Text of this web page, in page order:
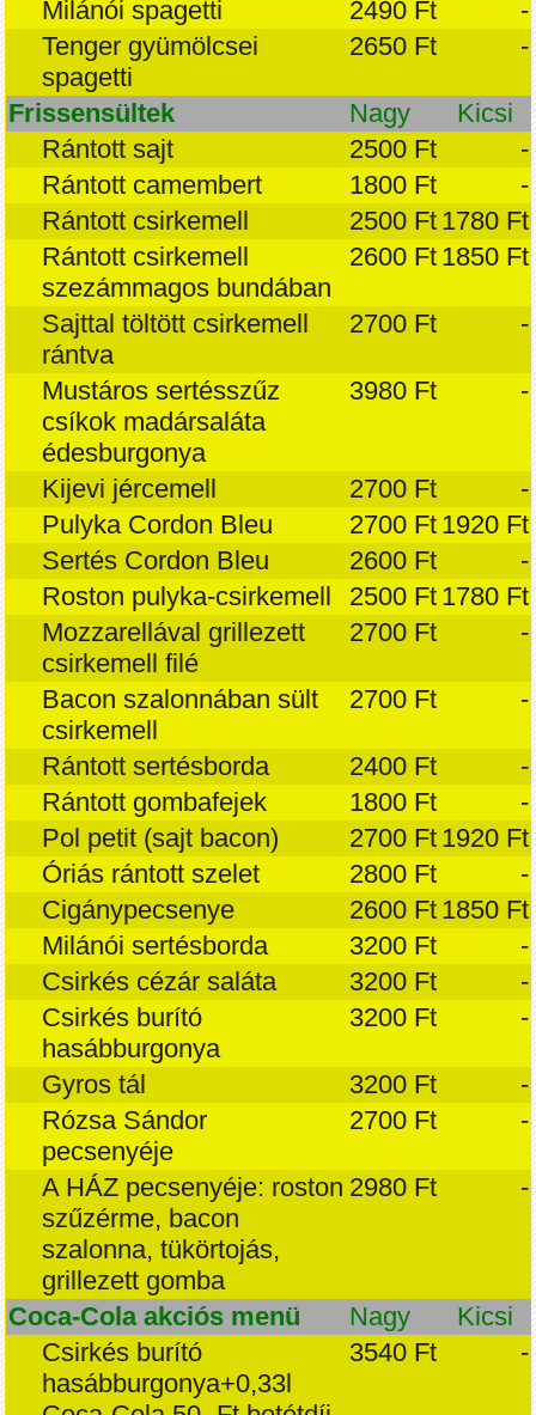
Milánói spagetti
2490 Ft
-
Tenger gyümölcsei
spagetti
2650 Ft -
Frissensültek Nagy
Kicsi
Rántott sajt
2500 Ft
-
Rántott camembert
1800 Ft
-
Rántott csirkemell
2500 Ft 1780 Ft
Rántott csirkemell
szezámmagos bundában
2600 Ft 1850 Ft
Sajttal töltött csirkemell
rántva
2700 Ft -
Mustáros sertésszűz
csíkok madársaláta
édesburgonya
3980 Ft -
Kijevi jércemell 2700 Ft
-
Pulyka Cordon Bleu
2700 Ft 1920 Ft
Sertés Cordon Bleu
2600 Ft
-
Roston pulyka-csirkemell
2500 Ft 1780 Ft
Mozzarellával grillezett
csirkemell filé
2700 Ft -
Bacon szalonnában sült
csirkemell
2700 Ft -
Rántott sertésborda 2400 Ft
-
Rántott gombafejek
1800 Ft
-
Pol petit (sajt bacon)
2700 Ft 1920 Ft
Óriás rántott szelet
2800 Ft
-
Cigánypecsenye
2600 Ft 1850 Ft
Milánói sertésborda
3200 Ft
-
Csirkés cézár saláta
3200 Ft
-
Csirkés burító
hasábburgonya
3200 Ft -
Gyros tál 3200 Ft
-
Rózsa Sándor
pecsenyéje
2700 Ft -
A HÁZ pecsenyéje: roston
szűzérme, bacon
szalonna, tükörtojás,
grillezett gomba
2980 Ft -
Coca-Cola akciós menü Nagy
Kicsi
Csirkés burító
hasábburgonya+0,33l
3540 Ft -